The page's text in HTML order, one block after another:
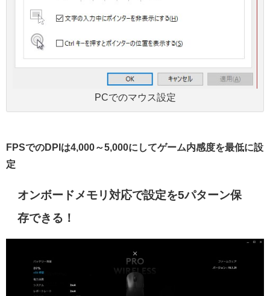
PCでのマウス設定
FPSでのDPIは4,000～5,000にしてゲーム内感度を最低に設
定
オンボードメモリ対応で設定を5パターン保
存できる！